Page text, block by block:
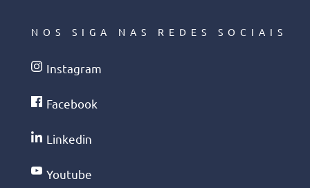
NOS SIGA NAS REDES SOCIAIS
Instagram
Facebook
Linkedin
Youtube